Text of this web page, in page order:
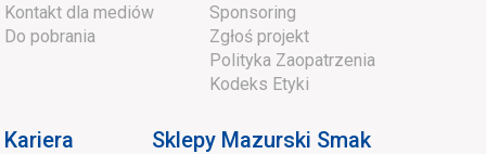
Kontakt dla mediów
Do pobrania
Sponsoring
Zgłoś projekt
Polityka Zaopatrzenia
Kodeks Etyki
Kariera Sklepy Mazurski Smak